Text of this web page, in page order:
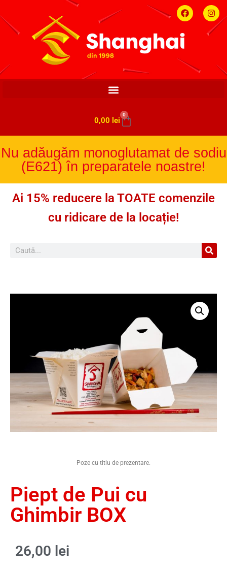
0,00 lei
0
Nu adăugăm monoglutamat de sodiu
(E621) în preparatele noastre!
Ai 15% reducere la TOATE comenzile
cu ridicare de la locație!
Poze cu titlu de prezentare.
Piept de Pui cu
Ghimbir BOX
26,00 lei